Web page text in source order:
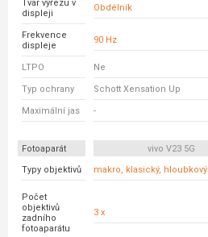
Tvar výřezu v
displeji
Obdélník
Frekvence
displeje
90 Hz
LTPO Ne
Typ ochrany Schott Xensation Up
Maximální jas -
Fotoaparát vivo V23 5G
Typy objektivů
makro, klasický, hloubkový
Počet
objektivů
zadního
fotoaparátu
3 x